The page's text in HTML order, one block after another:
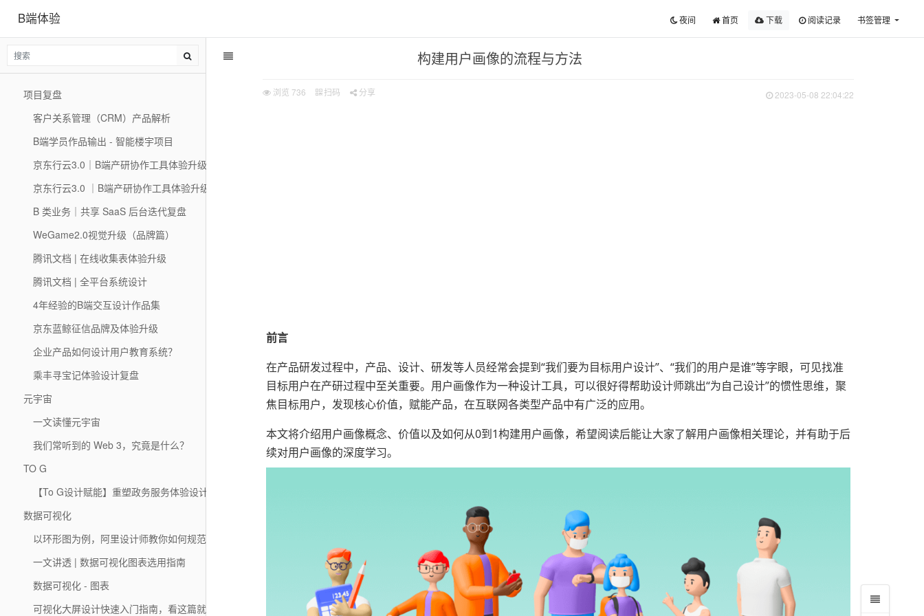
B端体验 夜间 首页 下载 阅读记录 书签管理
构建用户画像的流程与方法
浏览 736 扫码 分享 2023-05-08 22:04:22
前言
在产品研发过程中，产品、设计、研发等人员经常会提到“我们要为目标用户设计”、“我们的用户是谁”等字眼，可见找准
目标用户在产研过程中至关重要。用户画像作为一种设计工具，可以很好得帮助设计师跳出“为自己设计”的惯性思维，聚
焦目标用户，发现核心价值，赋能产品，在互联网各类型产品中有广泛的应用。
本文将介绍用户画像概念、价值以及如何从0到1构建用户画像，希望阅读后能让大家了解用户画像相关理论，并有助于后
续对用户画像的深度学习。
项目复盘
客户关系管理（CRM）产品解析
B端学员作品输出 - 智能楼宇项目
京东行云3.0｜B端产研协作工具体验升级的思考与实践（二）
京东行云3.0 ｜B端产研协作工具体验升级的思考与实践
B 类业务｜共享 SaaS 后台迭代复盘
WeGame2.0视觉升级（品牌篇）
腾讯文档 | 在线收集表体验升级
腾讯文档 | 全平台系统设计
4年经验的B端交互设计作品集
京东蓝鲸征信品牌及体验升级
企业产品如何设计用户教育系统？
乘丰寻宝记体验设计复盘
元宇宙
一文读懂元宇宙
我们常听到的 Web 3，究竟是什么？
TO G
【To G设计赋能】重塑政务服务体验设计初探：粤省事小程序设计总结
数据可视化
以环形图为例，阿里设计师教你如何规范图表的适配
一文讲透 | 数据可视化图表选用指南
数据可视化 - 图表
可视化大屏设计快速入门指南，看这篇就够了！